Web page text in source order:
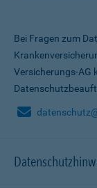
Bei Fragen zum
Versicherungs-AG